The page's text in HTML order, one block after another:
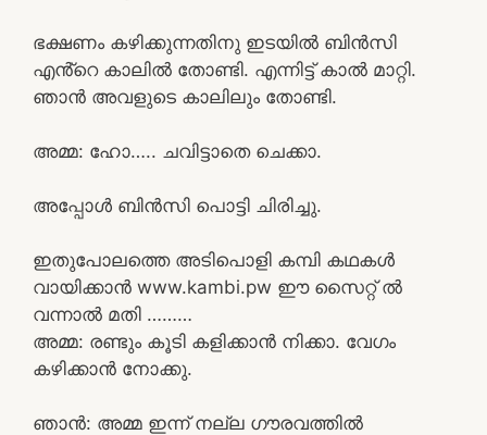
ഭക്ഷണം കഴിക്കുന്നതിനു ഇടയിൽ ബിൻസി
എൻ്റെ കാലിൽ തോണ്ടി. എന്നിട്ട് കാൽ മാറ്റി.
ഞാൻ അവളുടെ കാലിലും തോണ്ടി.
അമ്മ: ഹോ….. ചവിട്ടാതെ ചെക്കാ.
അപ്പോൾ ബിൻസി പൊട്ടി ചിരിച്ചു.
ഇതുപോലത്തെ അടിപൊളി കമ്പി കഥകൾ
വായിക്കാൻ www.kambi.pw ഈ സൈറ്റ് ൽ
വന്നാൽ മതി ………
അമ്മ: രണ്ടും കൂടി കളിക്കാൻ നിക്കാ. വേഗം
കഴിക്കാൻ നോക്കു.
ഞാൻ: അമ്മ ഇന്ന് നല്ല ഗൗരവത്തിൽ